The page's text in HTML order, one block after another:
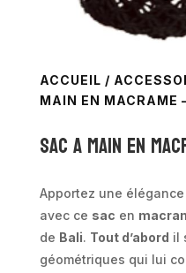
ACCUEIL /
MAIN EN MACRAME
SAC A MAIN EN
Apportez une
avec ce sac en
de Bali. Tout d’abord il
géométriques qui lui